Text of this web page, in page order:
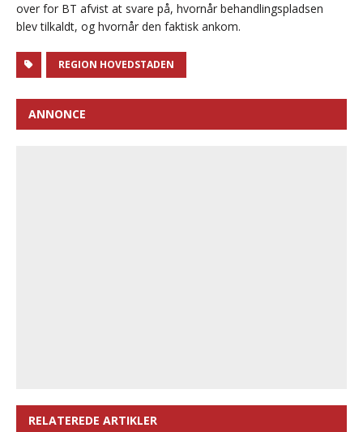
over for BT afvist at svare på, hvornår behandlingspladsen
blev tilkaldt, og hvornår den faktisk ankom.
REGION HOVEDSTADEN
ANNONCE
RELATEREDE ARTIKLER